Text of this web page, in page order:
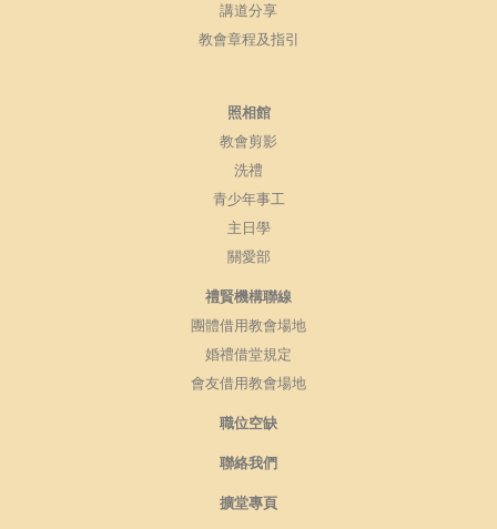
講道分享
教會章程及指引
照相館
教會剪影
洗禮
青少年事工
主日學
關愛部
禮賢機構聯線
團體借用教會場地
婚禮借堂規定
會友借用教會場地
職位空缺
聯絡我們
擴堂專頁